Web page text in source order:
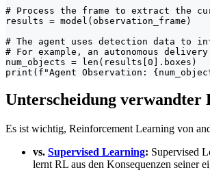
# Process the frame to extract the
results = model(observation_frame)
# The agent uses detection data to
# For example, an autonomous
num_objects = len(results[0].boxes)
print(f"Agent Observation:
Unterscheidung verwandter
Es ist wichtig, Reinforcement Learning von
vs. Supervised Learning: Supervised
lernt RL aus den Konsequenzen seiner